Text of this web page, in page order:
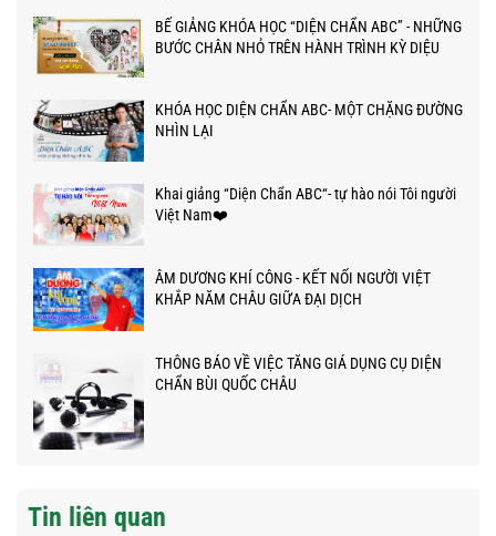
BẾ GIẢNG KHÓA HỌC “DIỆN CHẨN ABC” - NHỮNG
BƯỚC CHÂN NHỎ TRÊN HÀNH TRÌNH KỲ DIỆU
KHÓA HỌC DIỆN CHẨN ABC- MỘT CHẶNG ĐƯỜNG
NHÌN LẠI
Khai giảng “Diện Chẩn ABC“- tự hào nói Tôi người
Việt Nam❤️
ÂM DƯƠNG KHÍ CÔNG - KẾT NỐI NGƯỜI VIỆT
KHẮP NĂM CHÂU GIỮA ĐẠI DỊCH
THÔNG BÁO VỀ VIỆC TĂNG GIÁ DỤNG CỤ DIỆN
CHẨN BÙI QUỐC CHÂU
Tin liên quan